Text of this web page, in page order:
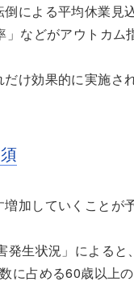
による平均休業見
」などがアウトカム
け効果的に実施さ
加していくことが
発生状況」によると
に占める60歳以上